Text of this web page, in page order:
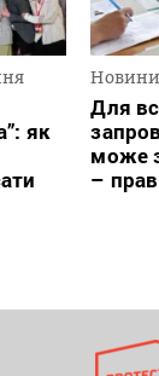
як
Новини
Для
може
–